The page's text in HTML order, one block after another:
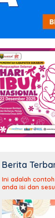
Berita
Ini adalah
anda isi dan